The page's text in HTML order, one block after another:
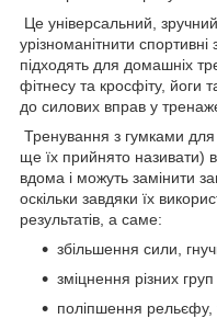
Це універсальний,
урізноманітнити
підходять для домашніх
фітнесу та кросфіту, йоги
до силових вправ у
Тренування з гумками для
ще їх прийнято називати)
вдома і можуть замінити
оскільки завдяки їх
результатів, а саме:
збільшення сили,
зміцнення різних груп
поліпшення рельєфу,